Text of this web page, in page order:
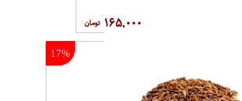
۱۶۵,۰۰۰
17%